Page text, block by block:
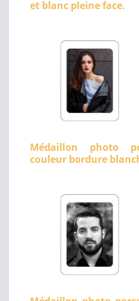
et blanc pleine face.
Médaillon photo
couleur bordure